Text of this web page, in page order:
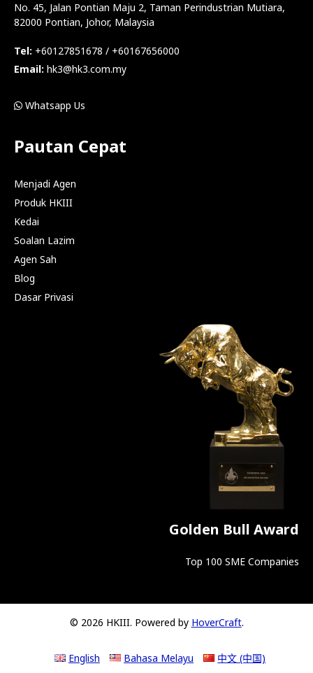
No. 45, Jalan Pontian Maju 2, Taman Perindustrian Mutiara,
82000 Pontian, Johor, Malaysia
Tel: +60127851678 / +60167656000
Email: hk3@hk3.com.my
Whatsapp Us
Pautan Cepat
Menjadi Agen
Produk HKIII
Kedai
Soalan Lazim
Agen Sah
Blog
Dasar Privasi
Golden Bull Award
Top 100 SME Companies
© 2026 HKIII. Powered by HoverCraft.
English Bahasa Melayu 中文 (中国)